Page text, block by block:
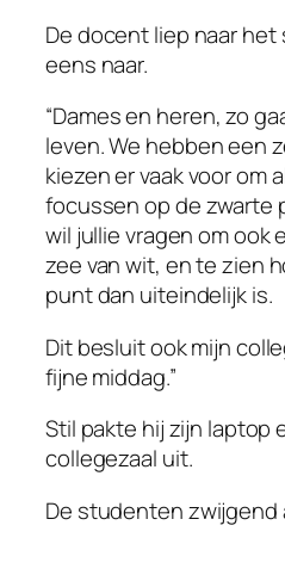
De docent liep naar het
eens naar.
“Dames en heren, zo
leven. We hebben een
kiezen er vaak voor om
focussen op de zwarte
wil jullie vragen om ook
zee van wit, en te zien
punt dan uiteindelijk is.
Dit besluit ook mijn
fijne middag.”
Stil pakte hij zijn laptop
collegezaal uit.
De studenten zwijgend